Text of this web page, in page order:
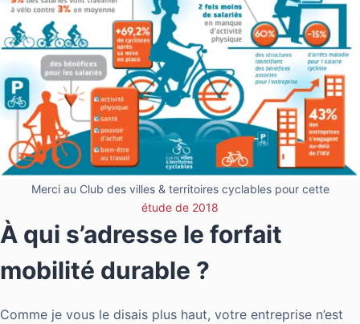
Merci au Club des villes & territoires cyclables pour cette
étude de 2018
À qui s’adresse le forfait
mobilité durable ?
Comme je vous le disais plus haut, votre entreprise n’est